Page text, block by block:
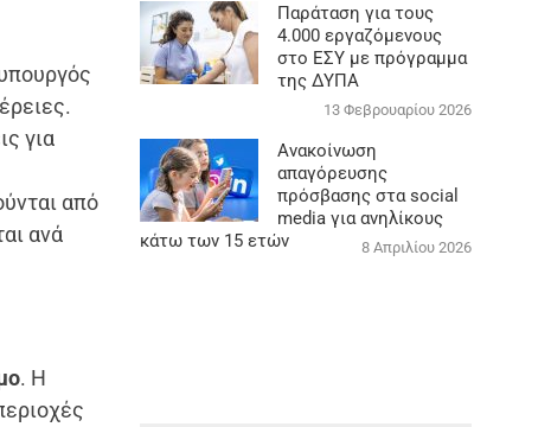
για
από
ανά
. Η
Παράταση για τους
4.000 εργαζόμενους
στο ΕΣΥ με πρόγραμμα
της ΔΥΠΑ
13 Φεβρουαρίου 2026
Ανακοίνωση
απαγόρευσης
πρόσβασης στα social
media για ανηλίκους
κάτω των 15 ετών
8 Απριλίου 2026